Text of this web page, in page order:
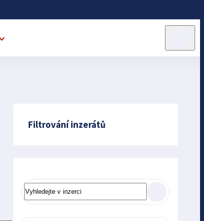
Filtrování inzerátů